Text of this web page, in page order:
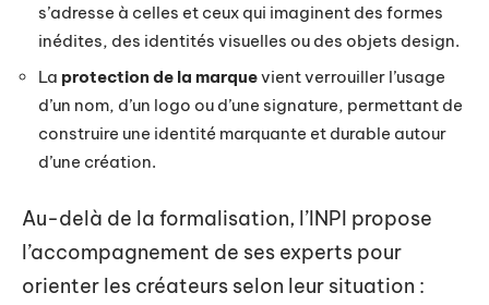
s’adresse à celles et ceux qui imaginent des formes
inédites, des identités visuelles ou des objets design.
La protection de la marquevient verrouiller l’usage
d’un nom, d’un logo ou d’une signature, permettant de
construire une identité marquante et durable autour
d’une création.
Au-delà de la formalisation, l’INPI propose
l’accompagnement de ses experts pour
orienter les créateurs selon leur situation :